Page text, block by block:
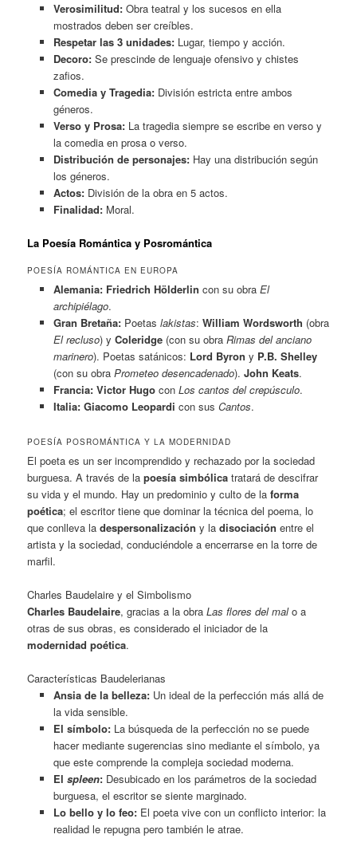
Verosimilitud:Obra teatral y los sucesos en ella
mostrados deben ser creíbles.
Respetar las 3 unidades:Lugar, tiempo y acción.
Decoro:Se prescinde de lenguaje ofensivo y chistes
zafios.
Comedia y Tragedia:División estricta entre ambos
géneros.
Verso y Prosa:La tragedia siempre se escribe en verso y
la comedia en prosa o verso.
Distribución de personajes:Hay una distribución según
los géneros.
Actos:División de la obra en 5 actos.
Finalidad:Moral.
La Poesía Romántica y Posromántica
POESÍA ROMÁNTICA EN EUROPA
Alemania: Friedrich Hölderlin con su obra El
archipiélago.
Gran Bretaña:Poetas lakistas: William Wordsworth (obra
El recluso) y Coleridge(con su obra Rimas del anciano
marinero). Poetas satánicos: Lord Byron y P.B. Shelley
(con su obra Prometeo desencadenado). John Keats.
Francia: Victor Hugocon Los cantos del crepúsculo.
Italia: Giacomo Leopardi con sus Cantos.
POESÍA POSROMÁNTICA Y LA MODERNIDAD
El poeta es un ser incomprendido y rechazado por la sociedad
burguesa. A través de lapoesía simbólica tratará de descifrar
su vida y el mundo. Hay un predominio y culto de laforma
poética; el escritor tiene que dominar la técnica del poema, lo
que conlleva ladespersonalización y ladisociación entre el
artista y la sociedad, conduciéndole a encerrarse en la torre de
marfil.
Charles Baudelaire y el Simbolismo
Charles Baudelaire, gracias a la obraLas flores del malo a
otras de sus obras, es considerado el iniciador de la
modernidad poética.
Características Baudelerianas
Ansia de la belleza:Un ideal de la perfección más allá de
la vida sensible.
El símbolo:La búsqueda de la perfección no se puede
hacer mediante sugerencias sino mediante el símbolo, ya
que este comprende la compleja sociedad moderna.
El spleen:Desubicado en los parámetros de la sociedad
burguesa, el escritor se siente marginado.
Lo bello y lo feo:El poeta vive con un conflicto interior: la
realidad le repugna pero también le atrae.